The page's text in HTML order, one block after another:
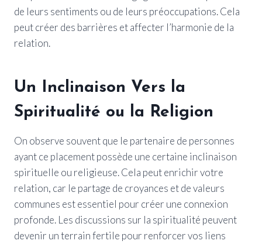
de leurs sentiments ou de leurs préoccupations. Cela
peut créer des barrières et affecter l’harmonie de la
relation.
Un Inclinaison Vers la
Spiritualité ou la Religion
On observe souvent que le partenaire de personnes
ayant ce placement possède une certaine inclinaison
spirituelle ou religieuse. Cela peut enrichir votre
relation, car le partage de croyances et de valeurs
communes est essentiel pour créer une connexion
profonde. Les discussions sur la spiritualité peuvent
devenir un terrain fertile pour renforcer vos liens